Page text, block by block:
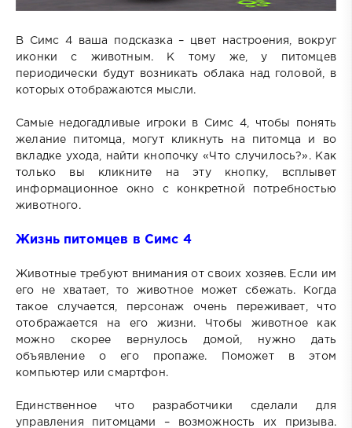
В Симс 4 ваша подсказка – цвет настроения, вокруг
иконки с животным. К тому же, у питомцев
периодически будут возникать облака над головой, в
которых отображаются мысли.
Самые недогадливые игроки в Симс 4, чтобы понять
желание питомца, могут кликнуть на питомца и во
вкладке ухода, найти кнопочку «Что случилось?». Как
только вы кликните на эту кнопку, всплывет
информационное окно с конкретной потребностью
животного.
Жизнь питомцев в Симс 4
Животные требуют внимания от своих хозяев. Если им
его не хватает, то животное может сбежать. Когда
такое случается, персонаж очень переживает, что
отображается на его жизни. Чтобы животное как
можно скорее вернулось домой, нужно дать
объявление о его пропаже. Поможет в этом
компьютер или смартфон.
Единственное что разработчики сделали для
управления питомцами – возможность их призыва.